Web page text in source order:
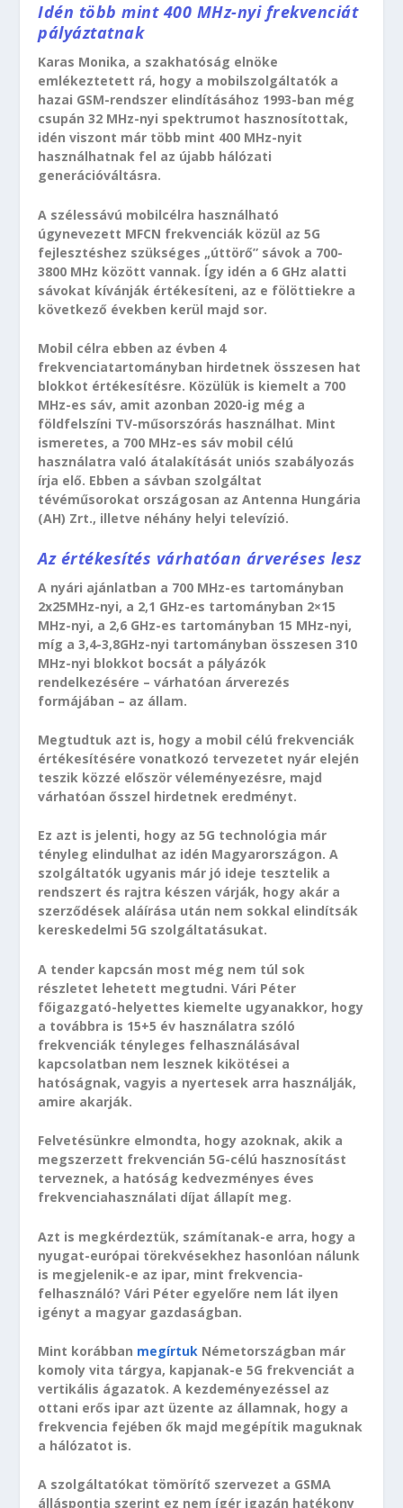
Idén több mint 400 MHz-nyi frekvenciát
pályáztatnak
Karas Monika, a szakhatóság elnöke
emlékeztetett rá, hogy a mobilszolgáltatók a
hazai GSM-rendszer elindításához 1993-ban még
csupán 32 MHz-nyi spektrumot hasznosítottak,
idén viszont már több mint 400 MHz-nyit
használhatnak fel az újabb hálózati
generációváltásra.
A szélessávú mobilcélra használható
úgynevezett MFCN frekvenciák közül az 5G
fejlesztéshez szükséges „úttörő” sávok a 700-
3800 MHz között vannak. Így idén a 6 GHz alatti
sávokat kívánják értékesíteni, az e fölöttiekre a
következő években kerül majd sor.
Mobil célra ebben az évben 4
frekvenciatartományban hirdetnek összesen hat
blokkot értékesítésre. Közülük is kiemelt a 700
MHz-es sáv, amit azonban 2020-ig még a
földfelszíni TV-műsorszórás használhat. Mint
ismeretes, a 700 MHz-es sáv mobil célú
használatra való átalakítását uniós szabályozás
írja elő. Ebben a sávban szolgáltat
tévéműsorokat országosan az Antenna Hungária
(AH) Zrt., illetve néhány helyi televízió.
Az értékesítés várhatóan árveréses lesz
A nyári ajánlatban a 700 MHz-es tartományban
2x25MHz-nyi, a 2,1 GHz-es tartományban 2×15
MHz-nyi, a 2,6 GHz-es tartományban 15 MHz-nyi,
míg a 3,4-3,8GHz-nyi tartományban összesen 310
MHz-nyi blokkot bocsát a pályázók
rendelkezésére – várhatóan árverezés
formájában – az állam.
Megtudtuk azt is, hogy a mobil célú frekvenciák
értékesítésére vonatkozó tervezetet nyár elején
teszik közzé először véleményezésre, majd
várhatóan ősszel hirdetnek eredményt.
Ez azt is jelenti, hogy az 5G technológia már
tényleg elindulhat az idén Magyarországon. A
szolgáltatók ugyanis már jó ideje tesztelik a
rendszert és rajtra készen várják, hogy akár a
szerződések aláírása után nem sokkal elindítsák
kereskedelmi 5G szolgáltatásukat.
A tender kapcsán most még nem túl sok
részletet lehetett megtudni. Vári Péter
főigazgató-helyettes kiemelte ugyanakkor, hogy
a továbbra is 15+5 év használatra szóló
frekvenciák tényleges felhasználásával
kapcsolatban nem lesznek kikötései a
hatóságnak, vagyis a nyertesek arra használják,
amire akarják.
Felvetésünkre elmondta, hogy azoknak, akik a
megszerzett frekvencián 5G-célú hasznosítást
terveznek, a hatóság kedvezményes éves
frekvenciahasználati díjat állapít meg.
Azt is megkérdeztük, számítanak-e arra, hogy a
nyugat-európai törekvésekhez hasonlóan nálunk
is megjelenik-e az ipar, mint frekvencia-
felhasználó? Vári Péter egyelőre nem lát ilyen
igényt a magyar gazdaságban.
Mint korábban megírtuk Németországban már
komoly vita tárgya, kapjanak-e 5G frekvenciát a
vertikális ágazatok. A kezdeményezéssel az
ottani erős ipar azt üzente az államnak, hogy a
frekvencia fejében ők majd megépítik maguknak
a hálózatot is.
A szolgáltatókat tömörítő szervezet a GSMA
álláspontja szerint ez nem ígér igazán hatékony